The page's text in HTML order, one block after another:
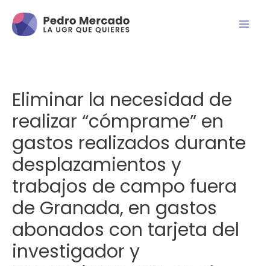
Eliminar la necesidad de
realizar “cómprame” en
gastos realizados durante
desplazamientos y
trabajos de campo fuera
de Granada, en gastos
abonados con tarjeta del
investigador y